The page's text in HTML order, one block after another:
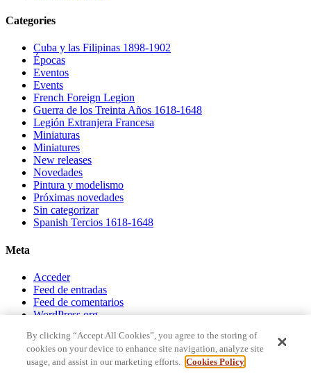
Categories
Cuba y las Filipinas 1898-1902
Épocas
Eventos
Events
French Foreign Legion
Guerra de los Treinta Años 1618-1648
Legión Extranjera Francesa
Miniaturas
Miniatures
New releases
Novedades
Pintura y modelismo
Próximas novedades
Sin categorizar
Spanish Tercios 1618-1648
Meta
Acceder
Feed de entradas
Feed de comentarios
WordPress.org
Facebook
X
Instagram
By clicking “Accept All Cookies”, you agree to the storing of
cookies on your device to enhance site navigation, analyze site
usage, and assist in our marketing efforts. Cookies Policy